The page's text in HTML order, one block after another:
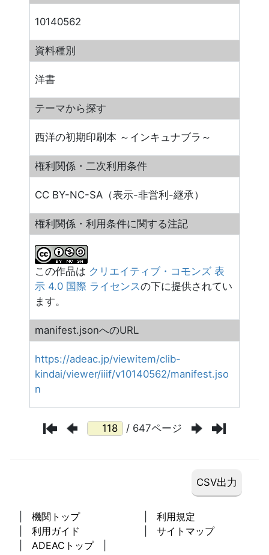
10140562
資料種別
洋書
テーマから探す
西洋の初期印刷本 ～インキュナブラ～
権利関係・二次利用条件
CC BY-NC-SA（表示-非営利-継承）
権利関係・利用条件に関する注記
この作品は クリエイティブ・コモンズ 表
示 4.0 国際 ライセンスの下に提供されてい
ます。
manifest.jsonへのURL
https://adeac.jp/viewitem/clib-
kindai/viewer/iiif/v10140562/manifest.jso
n
/ 647ページ
機関トップ
利用規定
利用ガイド
サイトマップ
ADEACトップ